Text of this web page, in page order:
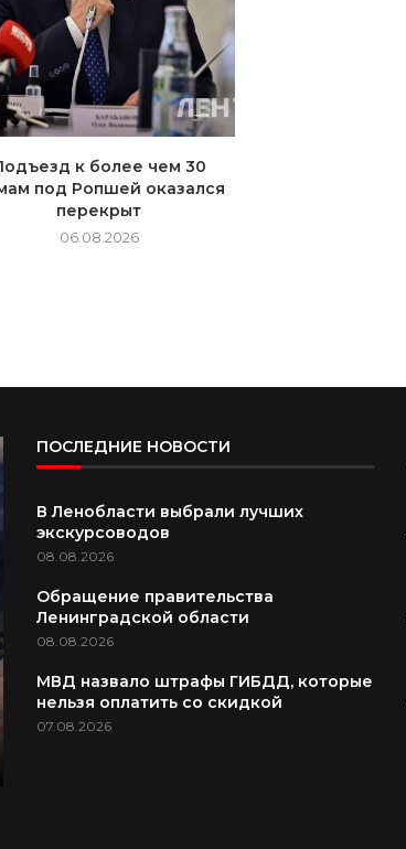
к более чем 30
под Ропшей оказался
перекрыт
06.08.2026
ПОСЛЕДНИЕ НОВОСТИ
В Ленобласти выбрали лучших
экскурсоводов
08.08.2026
Обращение правительства
Ленинградской области
08.08.2026
МВД назвало штрафы ГИБДД, которые
нельзя оплатить со скидкой
07.08.2026